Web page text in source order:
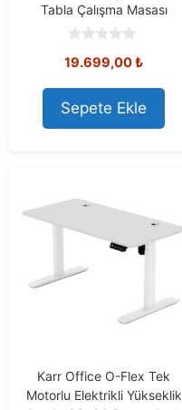
Tabla Çalışma Masası
o
t
o
f
5
19.699,00₺
Sepete Ekle
Karr Office O-Flex Tek
Motorlu Elektrikli Yükseklik